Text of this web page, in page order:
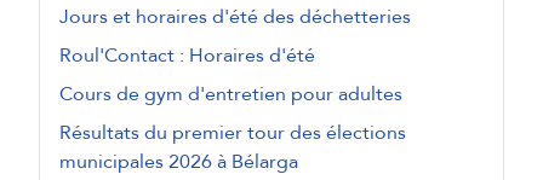
Jours et horaires d'été des déchetteries
Roul'Contact : Horaires d'été
Cours de gym d'entretien pour adultes
Résultats du premier tour des élections
municipales 2026 à Bélarga